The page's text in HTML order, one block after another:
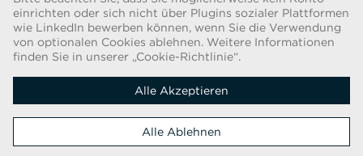
einrichten oder sich nicht über Plugins sozialer Plattformen
wie LinkedIn bewerben können, wenn Sie die Verwendung
von optionalen Cookies ablehnen. Weitere Informationen
finden Sie in unserer „Cookie-Richtlinie“.
Alle Akzeptieren
Alle Ablehnen
mit dem Namen „Rosewood“ verwenden. Die Personen werden
gebeten, Kopien ihres Personalausweises vorzulegen und Geld zu
überweisen, um den Einstellungsprozess abzuschließen. Diese
Angebote sind betrügerisch. Die Rosewood Hotel Group bittet
Bewerber/Bewerberinnen nicht um irgendeine Form der Bezahlung.
Copyright © 2026
Datenschutzerklärung Für Bewerber